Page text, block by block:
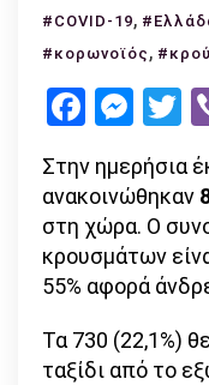
#COVID-19,
#κορωνοϊός ,
Στην ημερήσια
ανακοινώθηκαν
στη χώρα. Ο
κρουσμάτων
55% αφορά
Τα 730 (22,1%)
ταξίδι από το